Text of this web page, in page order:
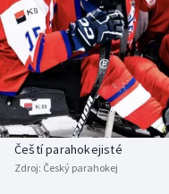
Baseball a softbal
Basketbal
Biatlon
Boby a skeleton
Soutěže
Historické návraty
Aplikace ČT sport
AZ kvíz
Čeští parahokejisté
Zdroj: Český parahokej